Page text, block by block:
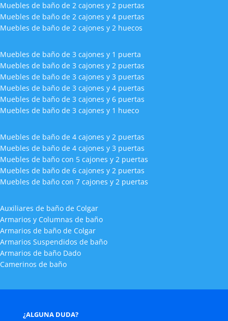
Muebles de baño de 2 cajones y 2 puertas
Muebles de baño de 2 cajones y 4 puertas
Muebles de baño de 2 cajones y 2 huecos
Muebles de baño de 3 cajones y 1 puerta
Muebles de baño de 3 cajones y 2 puertas
Muebles de baño de 3 cajones y 3 puertas
Muebles de baño de 3 cajones y 4 puertas
Muebles de baño de 3 cajones y 6 puertas
Muebles de baño de 3 cajones y 1 hueco
Muebles de baño de 4 cajones y 2 puertas
Muebles de baño de 4 cajones y 3 puertas
Muebles de baño con 5 cajones y 2 puertas
Muebles de baño de 6 cajones y 2 puertas
Muebles de baño con 7 cajones y 2 puertas
Auxiliares de baño de Colgar
Armarios y Columnas de baño
Armarios de baño de Colgar
Armarios Suspendidos de baño
Armarios de baño Dado
Camerinos de baño
¿ALGUNA DUDA?